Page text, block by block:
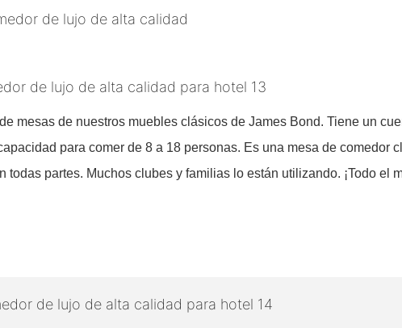
mesas de nuestros muebles clásicos de James Bond. Tiene un
para comer de 8 a 18 personas. Es una mesa de comedor
todas partes. Muchos clubes y familias lo están utilizando. ¡Todo el